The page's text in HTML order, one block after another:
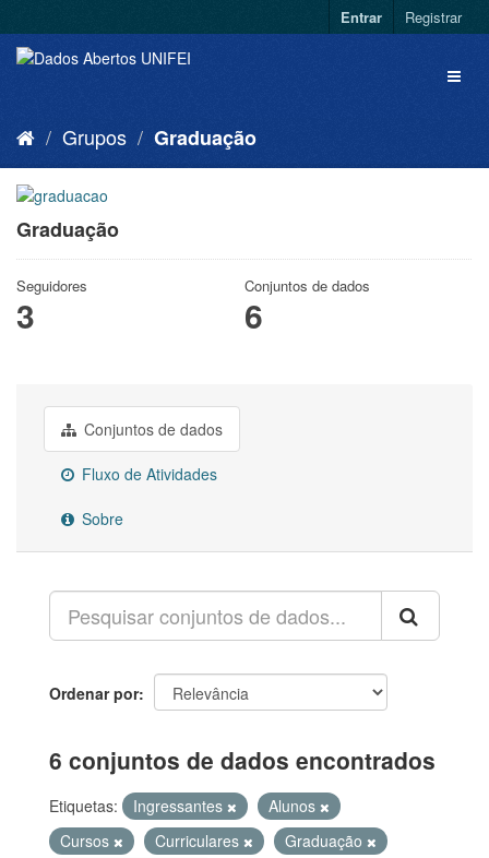
Entrar Registrar
Grupos Graduação
Graduação
Seguidores
3
Conjuntos de dados
6
Conjuntos de dados
Fluxo de Atividades
Sobre
Ordenar por
6 conjuntos de dados encontrados
Etiquetas: Ingressantes
Alunos
Cursos
Curriculares
Graduação